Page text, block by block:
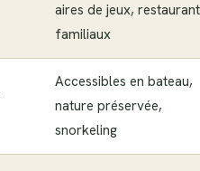
aires de jeux,
familiaux
Accessibles en bateau,
nature préservée,
snorkeling